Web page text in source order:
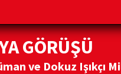
GÖRÜŞÜ
ve Dokuz Işıkçı